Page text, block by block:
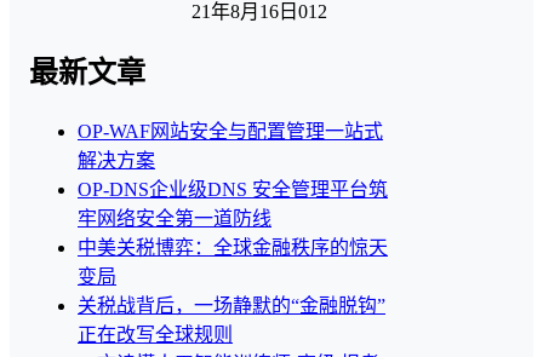
21年8月16日 012
最新文章
OP-WAF网站安全与配置管理一站式
解决方案
OP-DNS企业级DNS 安全管理平台筑
牢网络安全第一道防线
中美关税博弈：全球金融秩序的惊天
变局
关税战背后，一场静默的“金融脱钩”
正在改写全球规则